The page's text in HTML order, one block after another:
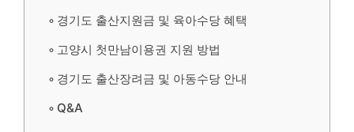
경기도 출산지원금 및 육아수당 혜택
고양시 첫만남이용권 지원 방법
경기도 출산장려금 및 아동수당 안내
Q&A